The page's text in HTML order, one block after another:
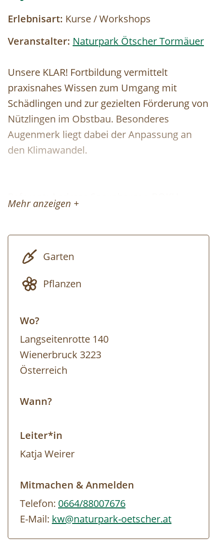
Erlebnisart: Kurse / Workshops
Veranstalter: Naturpark Ötscher Tormäuer
Unsere KLAR! Fortbildung vermittelt
praxisnahes Wissen zum Umgang mit
Schädlingen und zur gezielten Förderung von
Nützlingen im Obstbau. Besonderes
Augenmerk liegt dabei der Anpassung an
den Klimawandel.
Referent: Andreas Spornberger, BOKU
Mehr anzeigen +
Garten
Pflanzen
Wo?
Langseitenrotte 140
Wienerbruck 3223
Österreich
Wann?
Leiter*in
Katja Weirer
Mitmachen & Anmelden
Telefon: 0664/88007676
E-Mail: kw@naturpark-oetscher.at